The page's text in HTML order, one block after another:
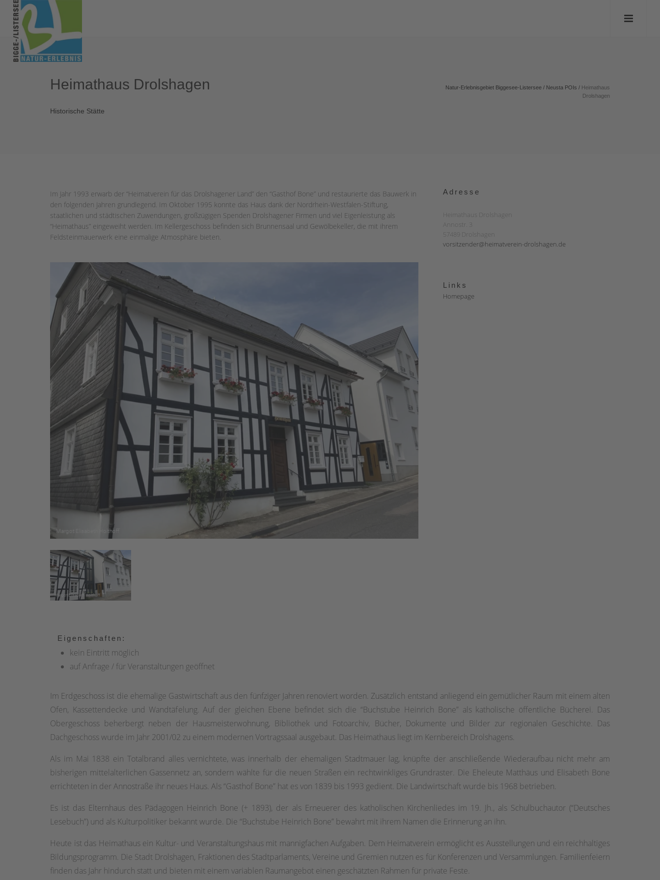
Heimathaus Drolshagen
Historische Stätte
Natur-Erlebnisgebiet Biggesee-Listersee / Neusta POIs / Heimathaus
Drolshagen
Im Jahr 1993 erwarb der “Heimatverein für das Drolshagener Land” den “Gasthof Bone” und restaurierte das Bauwerk in
den folgenden Jahren grundlegend. Im Oktober 1995 konnte das Haus dank der Nordrhein-Westfalen-Stiftung,
staatlichen und städtischen Zuwendungen, großzügigen Spenden Drolshagener Firmen und viel Eigenleistung als
“Heimathaus” eingeweiht werden. Im Kellergeschoss befinden sich Brunnensaal und Gewölbekeller, die mit ihrem
Feldsteinmauerwerk eine einmalige Atmosphäre bieten.
Adresse
Heimathaus Drolshagen
Annostr. 3
57489 Drolshagen
vorsitzender@heimatverein-drolshagen.de
Links
Homepage
Eigenschaften:
kein Eintritt möglich
auf Anfrage / für Veranstaltungen geöffnet
Im Erdgeschoss ist die ehemalige Gastwirtschaft aus den fünfziger Jahren renoviert worden. Zusätzlich entstand anliegend ein gemütlicher Raum mit einem alten
Ofen, Kassettendecke und Wandtäfelung. Auf der gleichen Ebene befindet sich die “Buchstube Heinrich Bone” als katholische öffentliche Bücherei. Das
Obergeschoss beherbergt neben der Hausmeisterwohnung, Bibliothek und Fotoarchiv, Bücher, Dokumente und Bilder zur regionalen Geschichte. Das
Dachgeschoss wurde im Jahr 2001/02 zu einem modernen Vortragssaal ausgebaut. Das Heimathaus liegt im Kernbereich Drolshagens.
Als im Mai 1838 ein Totalbrand alles vernichtete, was innerhalb der ehemaligen Stadtmauer lag, knüpfte der anschließende Wiederaufbau nicht mehr am
bisherigen mittelalterlichen Gassennetz an, sondern wählte für die neuen Straßen ein rechtwinkliges Grundraster. Die Eheleute Matthäus und Elisabeth Bone
errichteten in der Annostraße ihr neues Haus. Als “Gasthof Bone” hat es von 1839 bis 1993 gedient. Die Landwirtschaft wurde bis 1968 betrieben.
Es ist das Elternhaus des Pädagogen Heinrich Bone (+ 1893), der als Erneuerer des katholischen Kirchenliedes im 19. Jh., als Schulbuchautor (“Deutsches
Lesebuch”) und als Kulturpolitiker bekannt wurde. Die “Buchstube Heinrich Bone” bewahrt mit ihrem Namen die Erinnerung an ihn.
Heute ist das Heimathaus ein Kultur- und Veranstaltungshaus mit mannigfachen Aufgaben. Dem Heimatverein ermöglicht es Ausstellungen und ein reichhaltiges
Bildungsprogramm. Die Stadt Drolshagen, Fraktionen des Stadtparlaments, Vereine und Gremien nutzen es für Konferenzen und Versammlungen. Familienfeiern
finden das Jahr hindurch statt und bieten mit einem variablen Raumangebot einen geschätzten Rahmen für private Feste.